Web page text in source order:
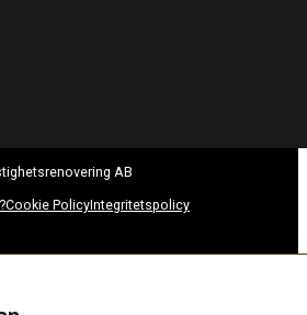
AB
Cookie PolicyIntegritetspolicy